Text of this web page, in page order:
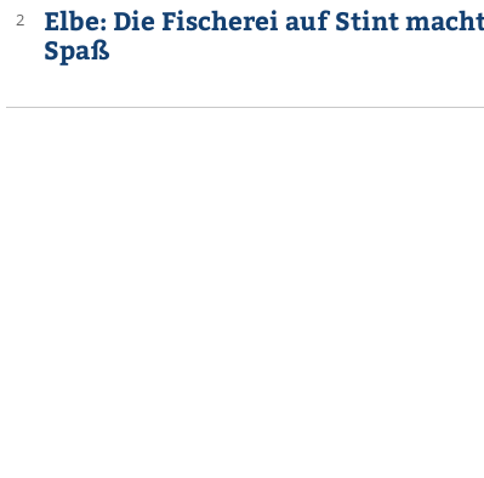
2
Elbe: Die Fischerei auf Stint
Spaß